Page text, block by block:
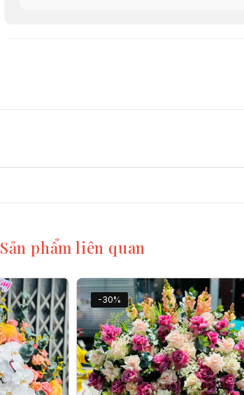
Sản phẩm liên quan
-30%